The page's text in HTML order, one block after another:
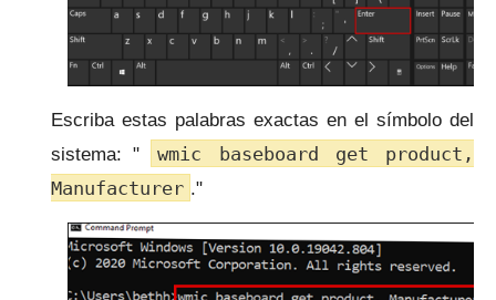
Escriba estas palabras exactas en el símbolo del
sistema: "
wmic baseboard get product,
Manufacturer ."